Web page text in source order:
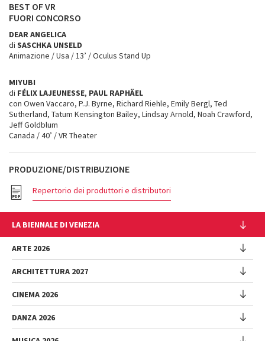
BEST OF VR
FUORI CONCORSO
DEAR ANGELICA
di SASCHKA UNSELD
Animazione / Usa / 13’ / Oculus Stand Up
MIYUBI
di FÉLIX LAJEUNESSE, PAUL RAPHÄEL
con Owen Vaccaro, P.J. Byrne, Richard Riehle, Emily Bergl, Ted
Sutherland, Tatum Kensington Bailey, Lindsay Arnold, Noah Crawford,
Jeff Goldblum
Canada / 40’ / VR Theater
PRODUZIONE/DISTRIBUZIONE
Repertorio dei produttori e distributori
LA BIENNALE DI VENEZIA
L'Istituzione
Cariche istituzionali
Storia
Luoghi
Sponsorship
ARTE 2026
Esposizione
Intervento di Pietrangelo Buttafuoco
Intervento di Koyo Kouoh / La squadra di Koyo Kouoh
ARCHITETTURA 2027
Mostra
Partecipazioni Nazionali (procedura)
CINEMA 2026
Mostra
DANZA 2026